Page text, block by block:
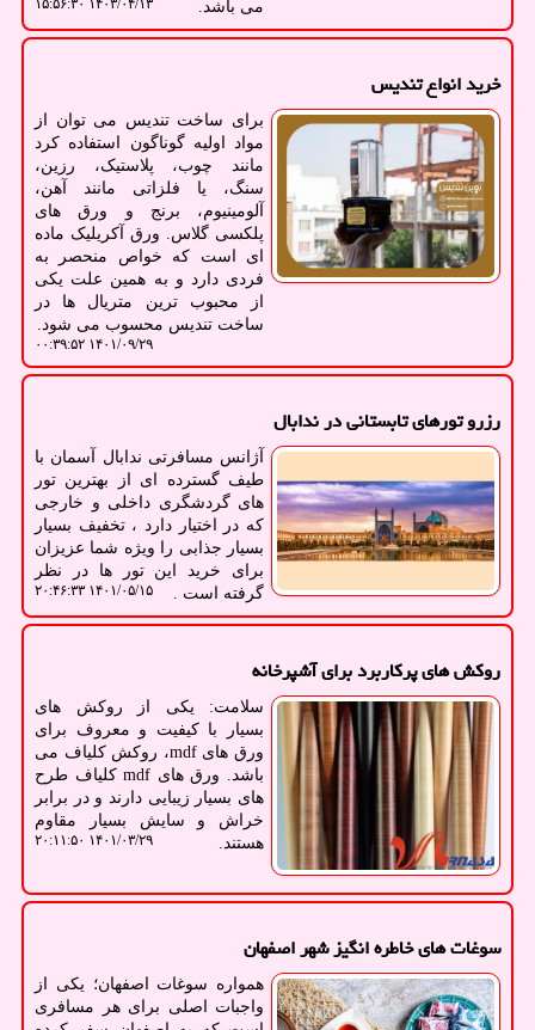
می باشد. ۱۴۰۳/۰۴/۱۳ ۱۵:۵۶:۳۰
خرید انواع تندیس
برای ساخت تندیس می توان از
مواد اولیه گوناگون استفاده کرد
مانند چوب، پلاستیک، رزین،
سنگ، یا فلزاتی مانند آهن،
آلومینیوم، برنج و ورق های
پلکسی گلاس. ورق آکریلیک ماده
ای است که خواص منحصر به
فردی دارد و به همین علت یکی
از محبوب ترین متریال ها در
ساخت تندیس محسوب می شود.
۱۴۰۱/۰۹/۲۹ ۰۰:۳۹:۵۲
رزرو تورهای تابستانی در ندابال
آژانس مسافرتی ندابال آسمان با
طیف گسترده ای از بهترین تور
های گردشگری داخلی و خارجی
که در اختیار دارد ، تخفیف بسیار
بسیار جذابی را ویژه شما عزیزان
برای خرید این تور ها در نظر
گرفته است .
۱۴۰۱/۰۵/۱۵ ۲۰:۴۶:۳۳
روکش های پرکاربرد برای آشپرخانه
سلامت: یکی از روکش های
بسیار با کیفیت و معروف برای
ورق های mdf، روکش کلیاف می
باشد. ورق های mdf کلیاف طرح
های بسیار زیبایی دارند و در برابر
خراش و سایش بسیار مقاوم
هستند.
۱۴۰۱/۰۳/۲۹ ۲۰:۱۱:۵۰
سوغات های خاطره انگیز شهر اصفهان
همواره سوغات اصفهان؛ یکی از
واجبات اصلی برای هر مسافری